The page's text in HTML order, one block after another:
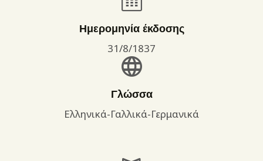
Ημερομηνία έκδοσης
31/8/1837
Γλώσσα
Ελληνικά-Γαλλικά-Γερμανικά